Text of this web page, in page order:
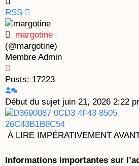
RSS
margotine
(@margotine)
Membre Admin
Posts: 17223
Début du sujet juin 21, 2026 2:22
À LIRE IMPÉRATIVEMENT
Informations importantes sur